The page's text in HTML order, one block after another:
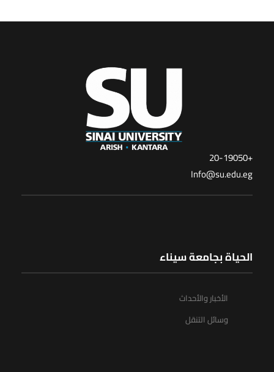
+20-19050
Info@su.edu.eg
الحياة بجامعة سيناء
الأخبار والأحداث
وسائل التنقل